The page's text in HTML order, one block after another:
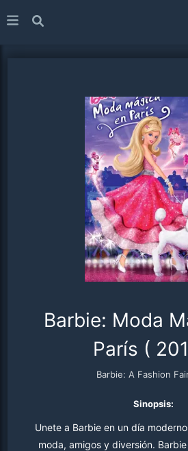
Barbie: Moda
París (
Barbie: A Fashion
Sinopsis:
Unete a Barbie en un día
moda, amigos y diversión.